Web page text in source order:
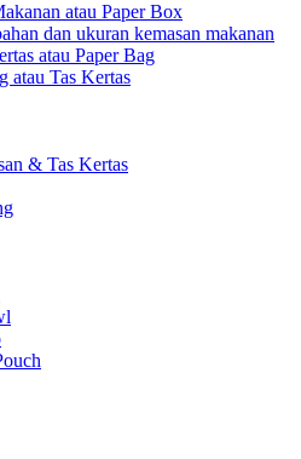
atau Paper Box
dan ukuran kemasan makanan
atau Paper Bag
atau Tas Kertas
& Tas Kertas